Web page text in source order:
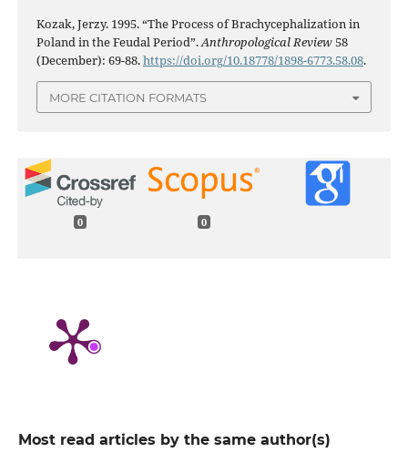
Kozak, Jerzy. 1995. “The Process of Brachycephalization in
Poland in the Feudal Period”.Anthropological Review58
(December): 69-88.https://doi.org/10.18778/1898-6773.58.08.
MORE CITATION FORMATS
0 0
Most read articles by the same author(s)